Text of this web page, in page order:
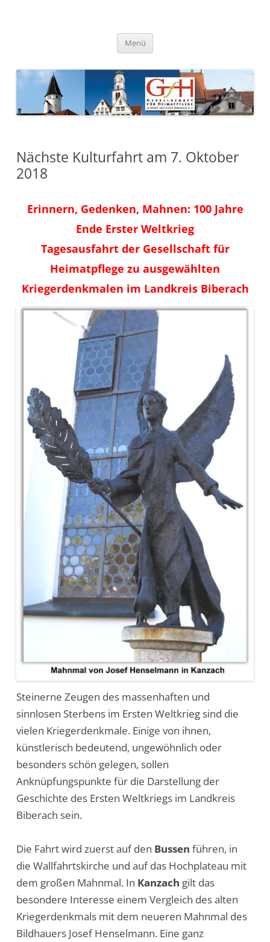
Gesellschaft für Heimatpflege
in Stadt und Kreis Biberach e.
V.
Menü
Nächste Kulturfahrt am 7. Oktober
2018
Erinnern, Gedenken, Mahnen: 100 Jahre
Ende Erster Weltkrieg
Tagesausfahrt der Gesellschaft für
Heimatpflege zu ausgewählten
Kriegerdenkmalen im Landkreis Biberach
Steinerne Zeugen des massenhaften und
sinnlosen Sterbens im Ersten Weltkrieg sind die
vielen Kriegerdenkmale. Einige von ihnen,
künstlerisch bedeutend, ungewöhnlich oder
besonders schön gelegen, sollen
Anknüpfungspunkte für die Darstellung der
Geschichte des Ersten Weltkriegs im Landkreis
Biberach sein.
Die Fahrt wird zuerst auf den Bussen führen, in
die Wallfahrtskirche und auf das Hochplateau mit
dem großen Mahnmal. In Kanzach gilt das
besondere Interesse einem Vergleich des alten
Kriegerdenkmals mit dem neueren Mahnmal des
Bildhauers Josef Henselmann. Eine ganz